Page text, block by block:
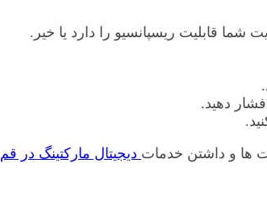
قابلیت ریسپانسیو را دارد یا خیر.
ها و داشتن خدمات دیجیتال مارکتینگ در قم